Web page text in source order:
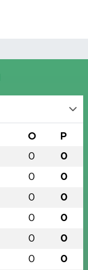
O P
0 0
0 0
0 0
0 0
0 0
0 0